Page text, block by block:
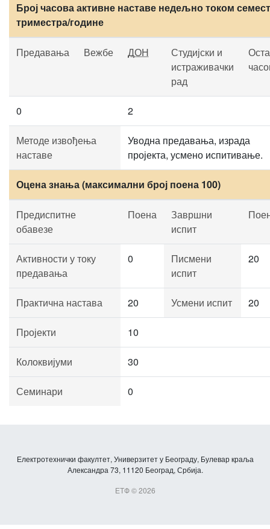
Број часова активне наставе недељно током
триместра/године
Предавања Вежбе ДОН
Студијски и
истраживачки
рад
0 2
Методе извођења
наставе
Уводна предавања, израда
пројекта, усмено испитивање.
Оцена знања (максимални број поена 100)
Предиспитне
обавезе
Поена
Завршни
испит
Активности у току
предавања
0
Писмени
испит
20
Практична настава 20 Усмени испит 20
Пројекти 10
Колоквијуми 30
Семинари 0
Електротехнички факултет, Универзитет у Београду, Булевар краља
Александра 73, 11120 Београд, Србија.
ЕТФ © 2026